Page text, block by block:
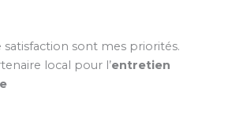
sont mes priorités.
local pour l’entretien